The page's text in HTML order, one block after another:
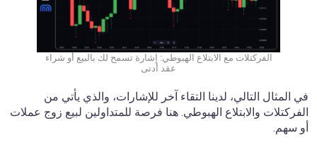
الفركتلات مع الابتلاع الهبوطي: إشارة تسمح لك بالبيع أو شراء
عقد أدنى
في المثال التالي، لدينا التقاء آخر للإشارات، والذي يأتي من
الفركتلات والابتلاع الهبوطي. هنا فرصة للمتداولين لبيع زوج عملات
أو سهم.